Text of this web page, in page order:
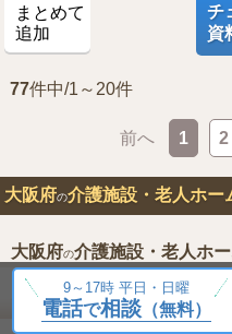
まとめて
追加
チ
資
9～17時 平日・日曜
電話で相談（無料）
77件中/1～20件
前へ 1 2
大阪府の介護施設・老人ホー
大阪府の介護施設・老人ホ
大阪市都島区 20件